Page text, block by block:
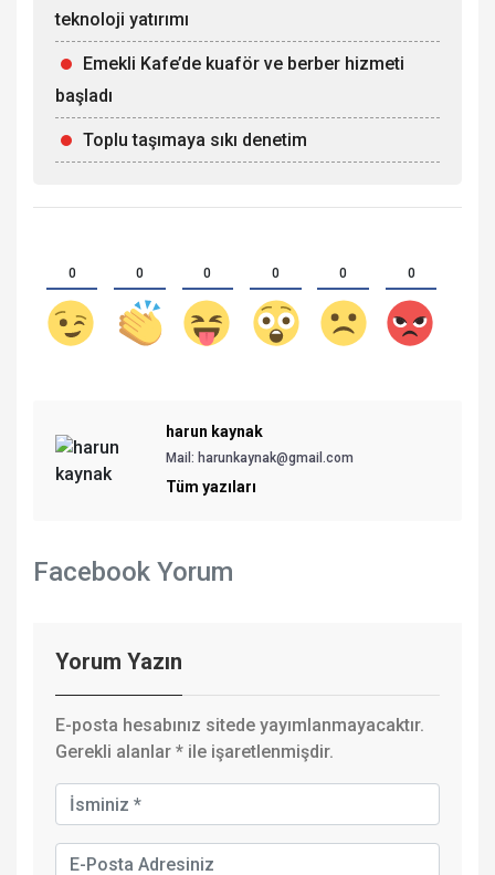
teknoloji yatırımı
Emekli Kafe’de kuaför ve berber hizmeti
başladı
Toplu taşımaya sıkı denetim
0 0 0 0 0 0
harun kaynak
Mail: harunkaynak@gmail.com
Tüm yazıları
Facebook Yorum
Yorum Yazın
E-posta hesabınız sitede yayımlanmayacaktır.
Gerekli alanlar * ile işaretlenmişdir.